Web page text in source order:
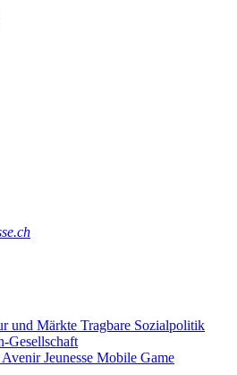
und Märkte Tragbare Sozialpolitik
Gesellschaft
Avenir Jeunesse Mobile Game